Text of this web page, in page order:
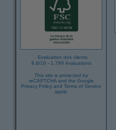
Evaluation des clients
8.8/10 - 1.799 évaluations
This site is protected by
reCAPTCHA and the Google
Privacy Policy and Terms of Service
apply.